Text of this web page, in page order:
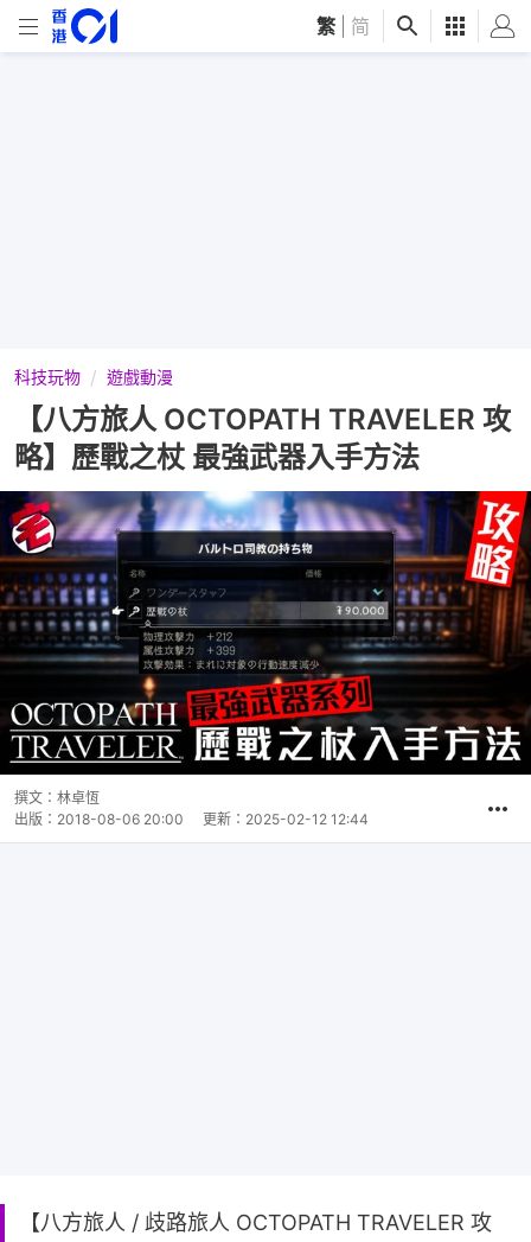
繁 简
科技玩物 遊戲動漫
【八方旅人 OCTOPATH TRAVELER 攻
略】歷戰之杖 最強武器入手方法
撰文： 林卓恆
出版： 2018-08-06 20:00 更新： 2025-02-12 12:44
【八方旅人 / 歧路旅人 OCTOPATH TRAVELER 攻